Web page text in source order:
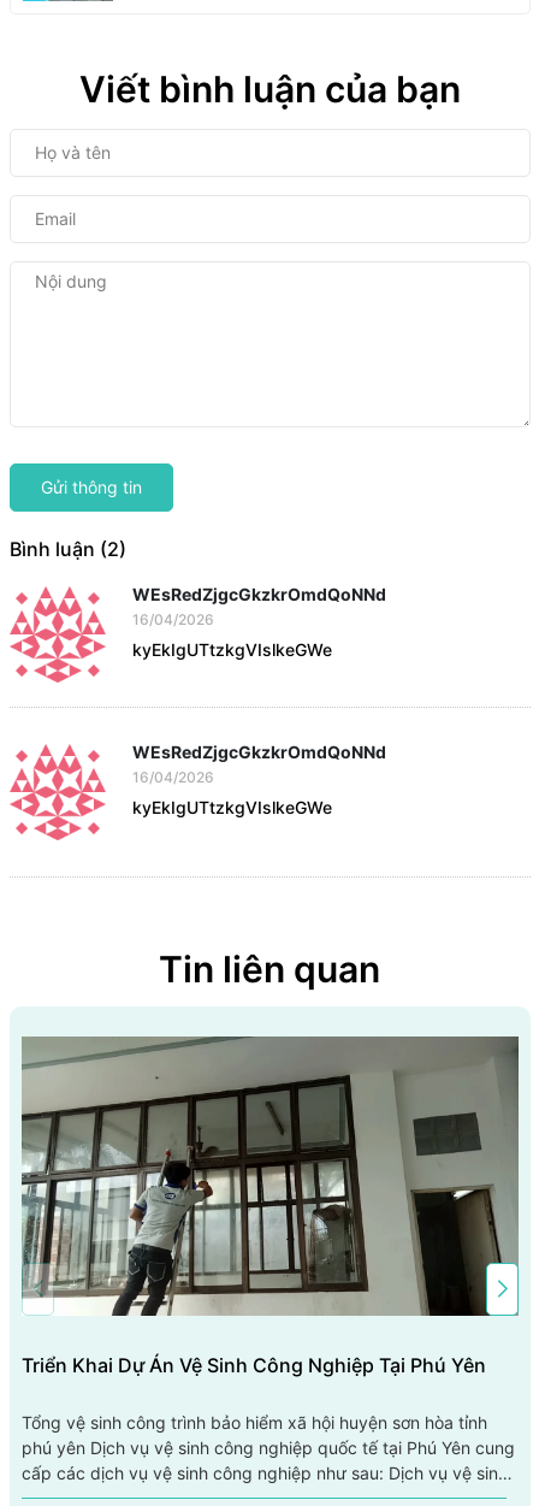
Viết bình luận của bạn
Gửi thông tin
Bình luận (2)
WEsRedZjgcGkzkrOmdQoNNd
16/04/2026
kyEkIgUTtzkgVIslkeGWe
WEsRedZjgcGkzkrOmdQoNNd
16/04/2026
kyEkIgUTtzkgVIslkeGWe
Tin liên quan
Triển Khai Dự Án Vệ Sinh Công Nghiệp Tại Phú Yên
Tổng vệ sinh công trình bảo hiểm xã hội huyện sơn hòa tỉnh
phú yên Dịch vụ vệ sinh công nghiệp quốc tế tại Phú Yên cung
cấp các dịch vụ vệ sinh công nghiệp như sau: Dịch vụ vệ sinh
trường học tại Phú Yên, dịch vụ vệ sinh trung tâm thương mại